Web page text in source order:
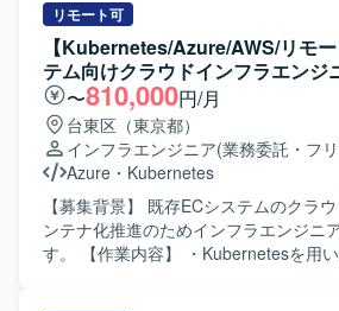
盤SEや技術調整SEとしての経験を積む
築作業だけでなく、要件定義や技術評
上流寄りの業務を通じて、インフラア
ュリティ、非機能要件に関する知見を
いただけます。 【開発環境】 AWSクラウド基盤を中心とし
たインフラ環境となります。ネットワ
などの基盤セキュリティや、外部シス
構成評価に携わっていただきます。
設計書作成、環境構築および検証対応
す。 【求める人物像】 Azureインフラに関する知見を活か
しつつ、顧客や関係者とコミュニケー
主体的にプロジェクトを推進いただけ
す。 【ポジションの魅力】 大規模なAzureインフラ案件に
上流工程から関わることで、設計スキ
ことができ、多様なプロジェクト経験
す。 【開発環境】 Azureを中心としたクラウドインフラ環
境での設計・構築を行っていただきま
リモート可
【Kubernetes/Azure/AWS/リモ
テム向けクラウドインフラエンジ
〜810,000円/月
台東区（東京都）
インフラエンジニア(業務委託・フ
Azure ・ Kubernetes
【募集背景】 既存ECシステムのクラ
ンテナ化推進のためインフラエンジニ
す。 【作業内容】 ・Kubernetesを用いたWEBアプリケー